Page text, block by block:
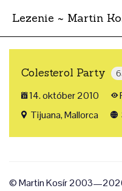
Lezenie ~ Martin
Najhodnotnejšie
Krajina
Štýl
Colesterol Party
14. október 2010
Tijuana, Mallorca
© Martin Kosír